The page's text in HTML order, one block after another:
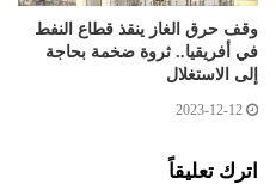
وقف حرق الغاز ينقذ قطاع النفط
في أفريقيا.. ثروة ضخمة بحاجة
إلى الاستغلال
2023-12-12
اترك تعليقاً